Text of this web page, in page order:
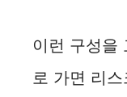
이런 구성을
로 가면 리